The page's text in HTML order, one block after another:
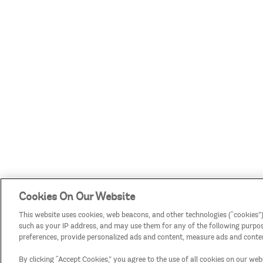
Cookies On Our Website
This website uses cookies, web beacons, and other technologies
such as your IP address, and may use them for any of the following
preferences, provide personalized ads and content, measure ads and
By clicking “Accept Cookies,” you agree to the use of all cookies on our